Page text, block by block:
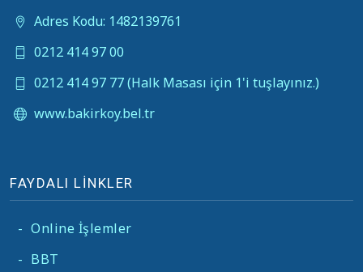
Adres Kodu: 1482139761
0212 414 97 00
0212 414 97 77 (Halk Masası için 1'i tuşlayınız.)
www.bakirkoy.bel.tr
FAYDALI LİNKLER
- Online İşlemler
- BBT